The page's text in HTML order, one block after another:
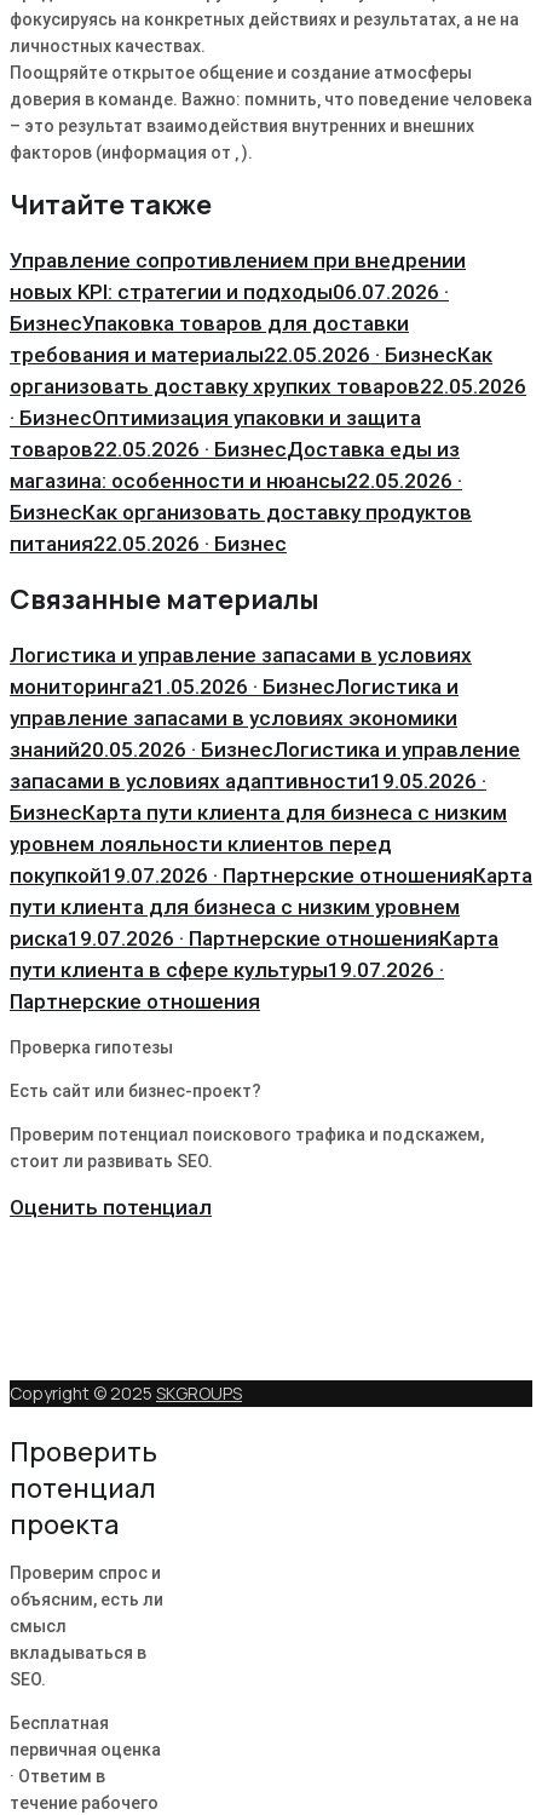
фокусируясь на конкретных действиях и результатах‚ а не на
личностных качествах.
Поощряйте открытое общение и создание атмосферы
доверия в команде. Важно: помнить‚ что поведение человека
– это результат взаимодействия внутренних и внешних
факторов (информация от ‚ ).
Читайте также
Управление сопротивлением при внедрении
новых KPI: стратегии и подходы06.07.2026 ·
БизнесУпаковка товаров для доставки
требования и материалы22.05.2026 · БизнесКак
организовать доставку хрупких товаров22.05.2026
· БизнесОптимизация упаковки и защита
товаров22.05.2026 · БизнесДоставка еды из
магазина: особенности и нюансы22.05.2026 ·
БизнесКак организовать доставку продуктов
питания22.05.2026 · Бизнес
Связанные материалы
Логистика и управление запасами в условиях
мониторинга21.05.2026 · БизнесЛогистика и
управление запасами в условиях экономики
знаний20.05.2026 · БизнесЛогистика и управление
запасами в условиях адаптивности19.05.2026 ·
БизнесКарта пути клиента для бизнеса с низким
уровнем лояльности клиентов перед
покупкой19.07.2026 · Партнерские отношенияКарта
пути клиента для бизнеса с низким уровнем
риска19.07.2026 · Партнерские отношенияКарта
пути клиента в сфере культуры19.07.2026 ·
Партнерские отношения
Проверка гипотезы
Есть сайт или бизнес-проект?
Проверим потенциал поискового трафика и подскажем,
стоит ли развивать SEO.
Оценить потенциал
Copyright © 2025 SKGROUPS
Проверить
потенциал
проекта
Проверим спрос и
объясним, есть ли
смысл
вкладываться в
SEO.
Бесплатная
первичная оценка
· Ответим в
течение рабочего